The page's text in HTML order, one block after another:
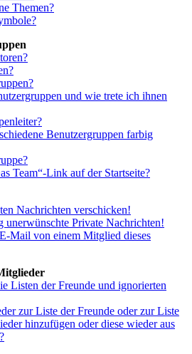
Themen?
und wie trete ich ihnen
Benutzergruppen farbig
Team“-Link auf der Startseite?
Nachrichten verschicken!
unerwünschte Private Nachrichten!
Mail von einem Mitglied dieses
Listen der Freunde und ignorierten
zur Liste der Freunde oder zur Liste
hinzufügen oder diese wieder aus